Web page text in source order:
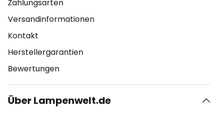
Zahlungsarten
Versandinformationen
Kontakt
Herstellergarantien
Bewertungen
Über Lampenwelt.de